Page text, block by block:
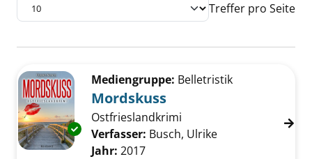
Treffer pro Seite
Zu den Suchfiltern springen
Exemplar-Details von Mordskuss anzeigen
Mediengruppe: Belletristik
Mordskuss
Ostfrieslandkrimi
Verfasser: Busch, Ulrike
Jahr: 2017